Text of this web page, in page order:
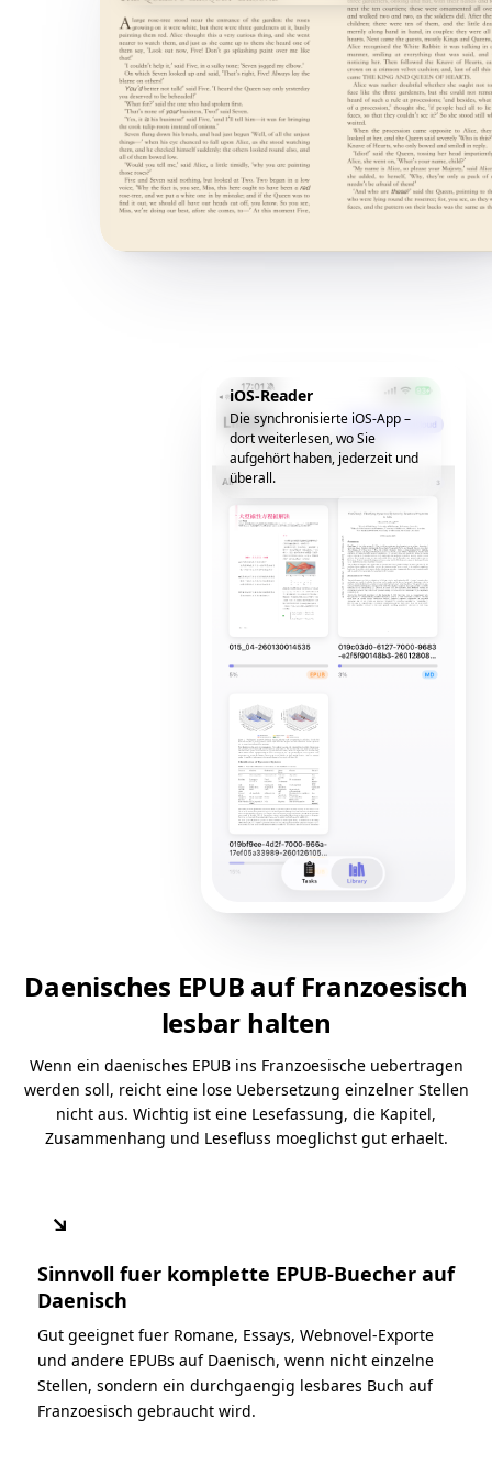
iOS-Reader
Die synchronisierte iOS-App –
dort weiterlesen, wo Sie
aufgehört haben, jederzeit und
überall.
Daenisches EPUB auf Franzoesisch
lesbar halten
Wenn ein daenisches EPUB ins Franzoesische uebertragen
werden soll, reicht eine lose Uebersetzung einzelner Stellen
nicht aus. Wichtig ist eine Lesefassung, die Kapitel,
Zusammenhang und Lesefluss moeglichst gut erhaelt.
↘
Sinnvoll fuer komplette EPUB-Buecher auf
Daenisch
Gut geeignet fuer Romane, Essays, Webnovel-Exporte
und andere EPUBs auf Daenisch, wenn nicht einzelne
Stellen, sondern ein durchgaengig lesbares Buch auf
Franzoesisch gebraucht wird.